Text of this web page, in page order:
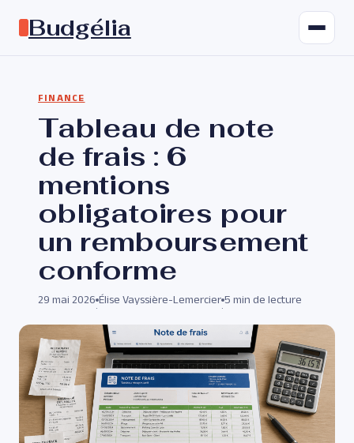
Budgélia
FINANCE
Tableau de note
de frais : 6
mentions
obligatoires pour
un remboursement
conforme
29 mai 2026
·
Élise Vayssière-Lemercier
·
5 min de lecture